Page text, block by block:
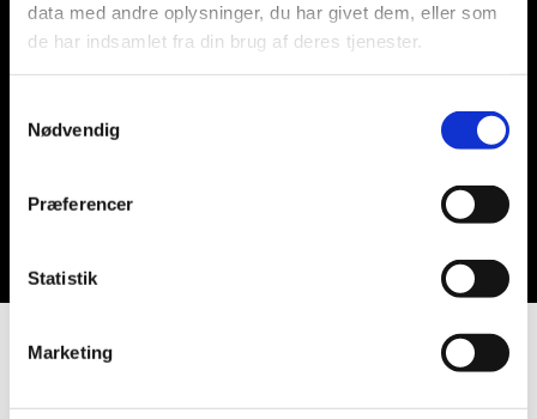
data med andre oplysninger, du har givet dem, eller som
de har indsamlet fra din brug af deres tjenester.
Nødvendig
Præferencer
Statistik
Marketing